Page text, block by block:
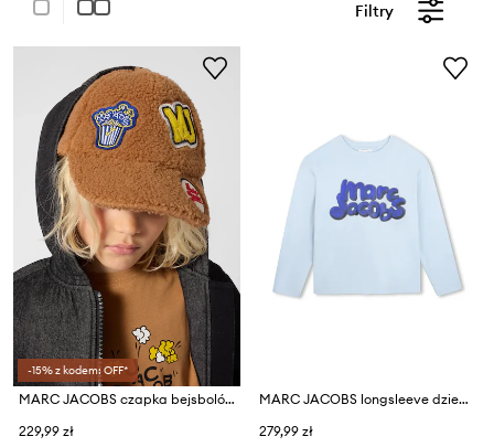
Filtry
-15% z kodem: OFF*
MARC JACOBS czapka bejsbolówka dziecięca
229,99 zł
MARC JACOBS longsleeve dziecięcy bawełniany
279,99 zł